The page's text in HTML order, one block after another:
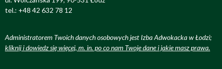
tel.: +48 42 632 78 12
Administratorem Twoich danych osobowych jest Izba Adwokacka w Łodzi;
kliknij i dowiedz się więcej, m. in. po co nam Twoje dane i jakie masz prawa.